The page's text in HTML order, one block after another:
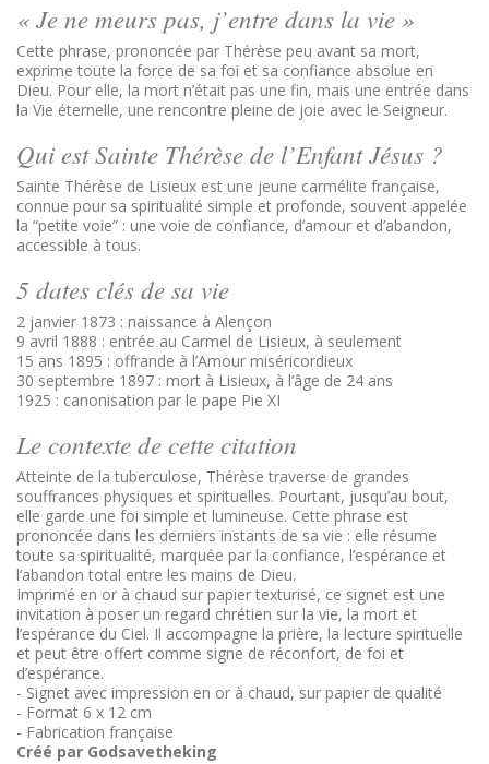
« Je ne meurs pas, j’entre dans la vie »
Cette phrase, prononcée par Thérèse peu avant sa mort,
exprime toute la force de sa foi et sa confiance absolue en
Dieu. Pour elle, la mort n’était pas une fin, mais une entrée dans
la Vie éternelle, une rencontre pleine de joie avec le Seigneur.
Qui est Sainte Thérèse de l’Enfant Jésus ?
Sainte Thérèse de Lisieux est une jeune carmélite française,
connue pour sa spiritualité simple et profonde, souvent appelée
la “petite voie” : une voie de confiance, d’amour et d’abandon,
accessible à tous.
5 dates clés de sa vie
2 janvier 1873 : naissance à Alençon
9 avril 1888 : entrée au Carmel de Lisieux, à seulement
15 ans 1895 : offrande à l’Amour miséricordieux
30 septembre 1897 : mort à Lisieux, à l’âge de 24 ans
1925 : canonisation par le pape Pie XI
Le contexte de cette citation
Atteinte de la tuberculose, Thérèse traverse de grandes
souffrances physiques et spirituelles. Pourtant, jusqu’au bout,
elle garde une foi simple et lumineuse. Cette phrase est
prononcée dans les derniers instants de sa vie : elle résume
toute sa spiritualité, marquée par la confiance, l’espérance et
l’abandon total entre les mains de Dieu.
Imprimé en or à chaud sur papier texturisé, ce signet est une
invitation à poser un regard chrétien sur la vie, la mort et
l’espérance du Ciel. Il accompagne la prière, la lecture spirituelle
et peut être offert comme signe de réconfort, de foi et
d’espérance.
- Signet avec impression en or à chaud, sur papier de qualité
- Format 6 x 12 cm
- Fabrication française
Créé par Godsavetheking